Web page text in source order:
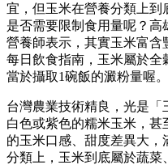
宜，但玉米在營養分類上到
是否需要限制食用量呢？
營養師表示，其實玉米富含
每日飲食指南，玉米屬於全
當於攝取1碗飯的澱粉量喔。
台灣農業技術精良，光是「
白色或紫色的糯米玉米，
的玉米口感、甜度差異大
分類上，玉米到底屬於蔬菜